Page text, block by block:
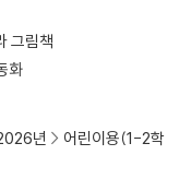
년
어린이용(1-2학
그림책
화